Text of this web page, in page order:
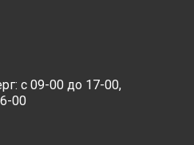
с 09-00 до 17-00,
00